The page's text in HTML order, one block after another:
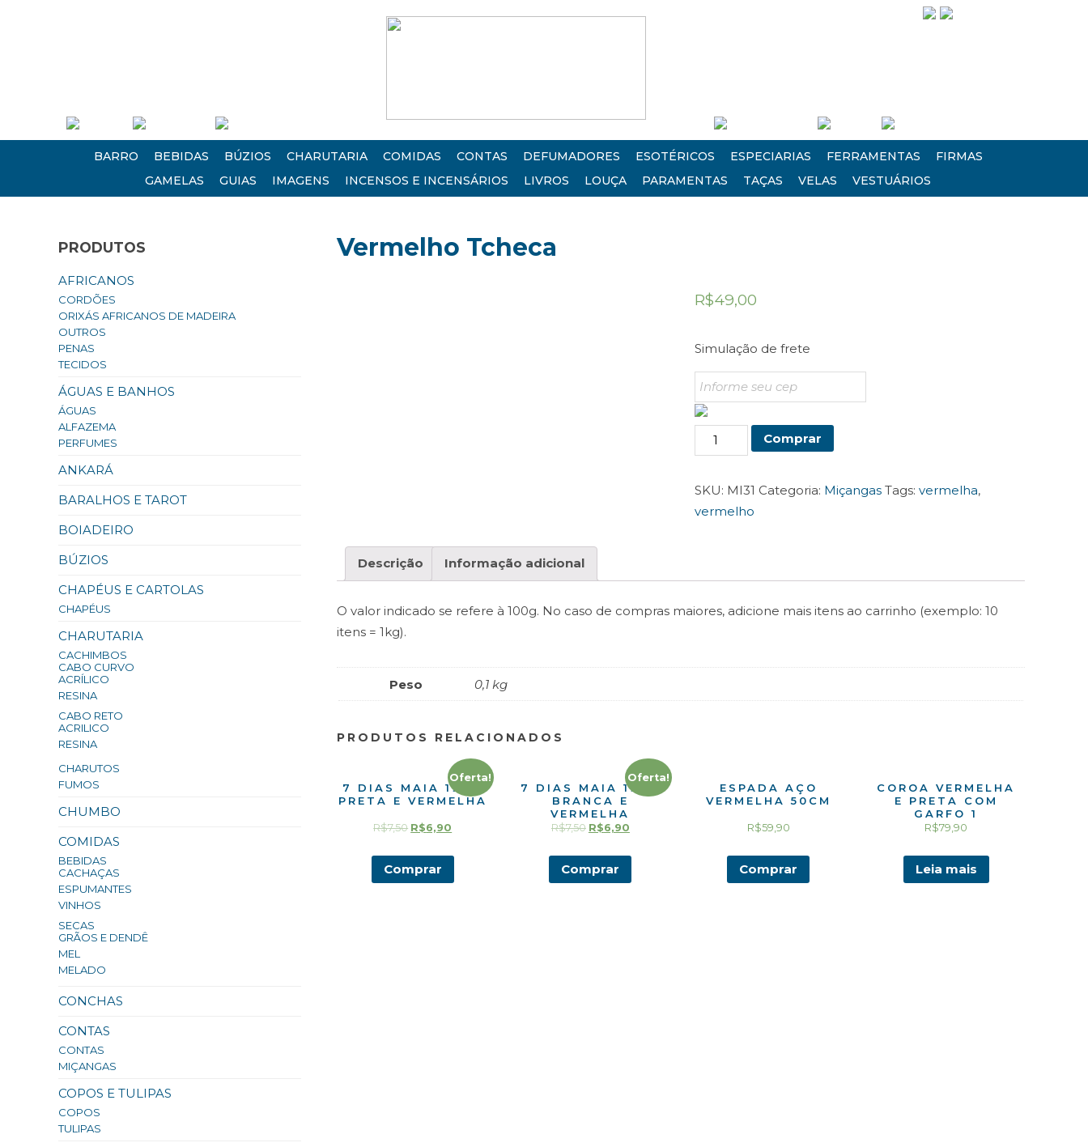
BARRO BEBIDAS BÚZIOS CHARUTARIA COMIDAS CONTAS DEFUMADORES ESOTÉRICOS ESPECIARIAS FERRAMENTAS
FIRMAS
GAMELAS
GUIAS IMAGENS INCENSOS E INCENSÁRIOS LIVROS LOUÇA PARAMENTAS TAÇAS VELAS VESTUÁRIOS
PRODUTOS
AFRICANOS
CORDÕES
ORIXÁS AFRICANOS DE MADEIRA
OUTROS
PENAS
TECIDOS
ÁGUAS E BANHOS
ÁGUAS
ALFAZEMA
PERFUMES
ANKARÁ
BARALHOS E TAROT
BOIADEIRO
BÚZIOS
CHAPÉUS E CARTOLAS
CHAPÉUS
CHARUTARIA
CACHIMBOS
CABO CURVO
ACRÍLICO
RESINA
CABO RETO
ACRILICO
RESINA
CHARUTOS
FUMOS
CHUMBO
COMIDAS
BEBIDAS
CACHAÇAS
ESPUMANTES
VINHOS
SECAS
GRÃOS E DENDÊ
MEL
MELADO
CONCHAS
CONTAS
CONTAS
MIÇANGAS
COPOS E TULIPAS
COPOS
TULIPAS
Vermelho Tcheca
R$49,00
Simulação de frete
Vermelho
Tcheca
Comprar
SKU: MI31 Categoria: Miçangas Tags: vermelha,
vermelho
Descrição Informação adicional
O valor indicado se refere à 100g. No caso de compras maiores, adicione mais itens ao carrinho (exemplo: 10
itens = 1kg).
Peso 0,1 kg
PRODUTOS RELACIONADOS
Oferta!
7 DIAS MAIA 198G
PRETA E VERMELHA
R$7,50 R$6,90
Comprar
Oferta!
7 DIAS MAIA 198G
BRANCA E
VERMELHA
R$7,50 R$6,90
Comprar
ESPADA AÇO
VERMELHA 50CM
R$59,90
Comprar
COROA VERMELHA
E PRETA COM
GARFO 1
R$79,90
Leia mais